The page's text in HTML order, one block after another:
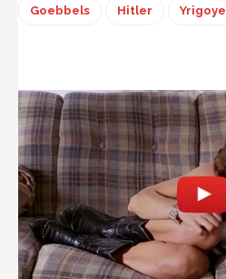
Goebbels Hitler